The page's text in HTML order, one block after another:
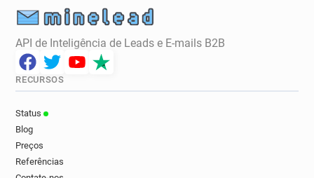
API de Inteligência de Leads e E-mails B2B
RECURSOS
Status
Blog
Preços
Referências